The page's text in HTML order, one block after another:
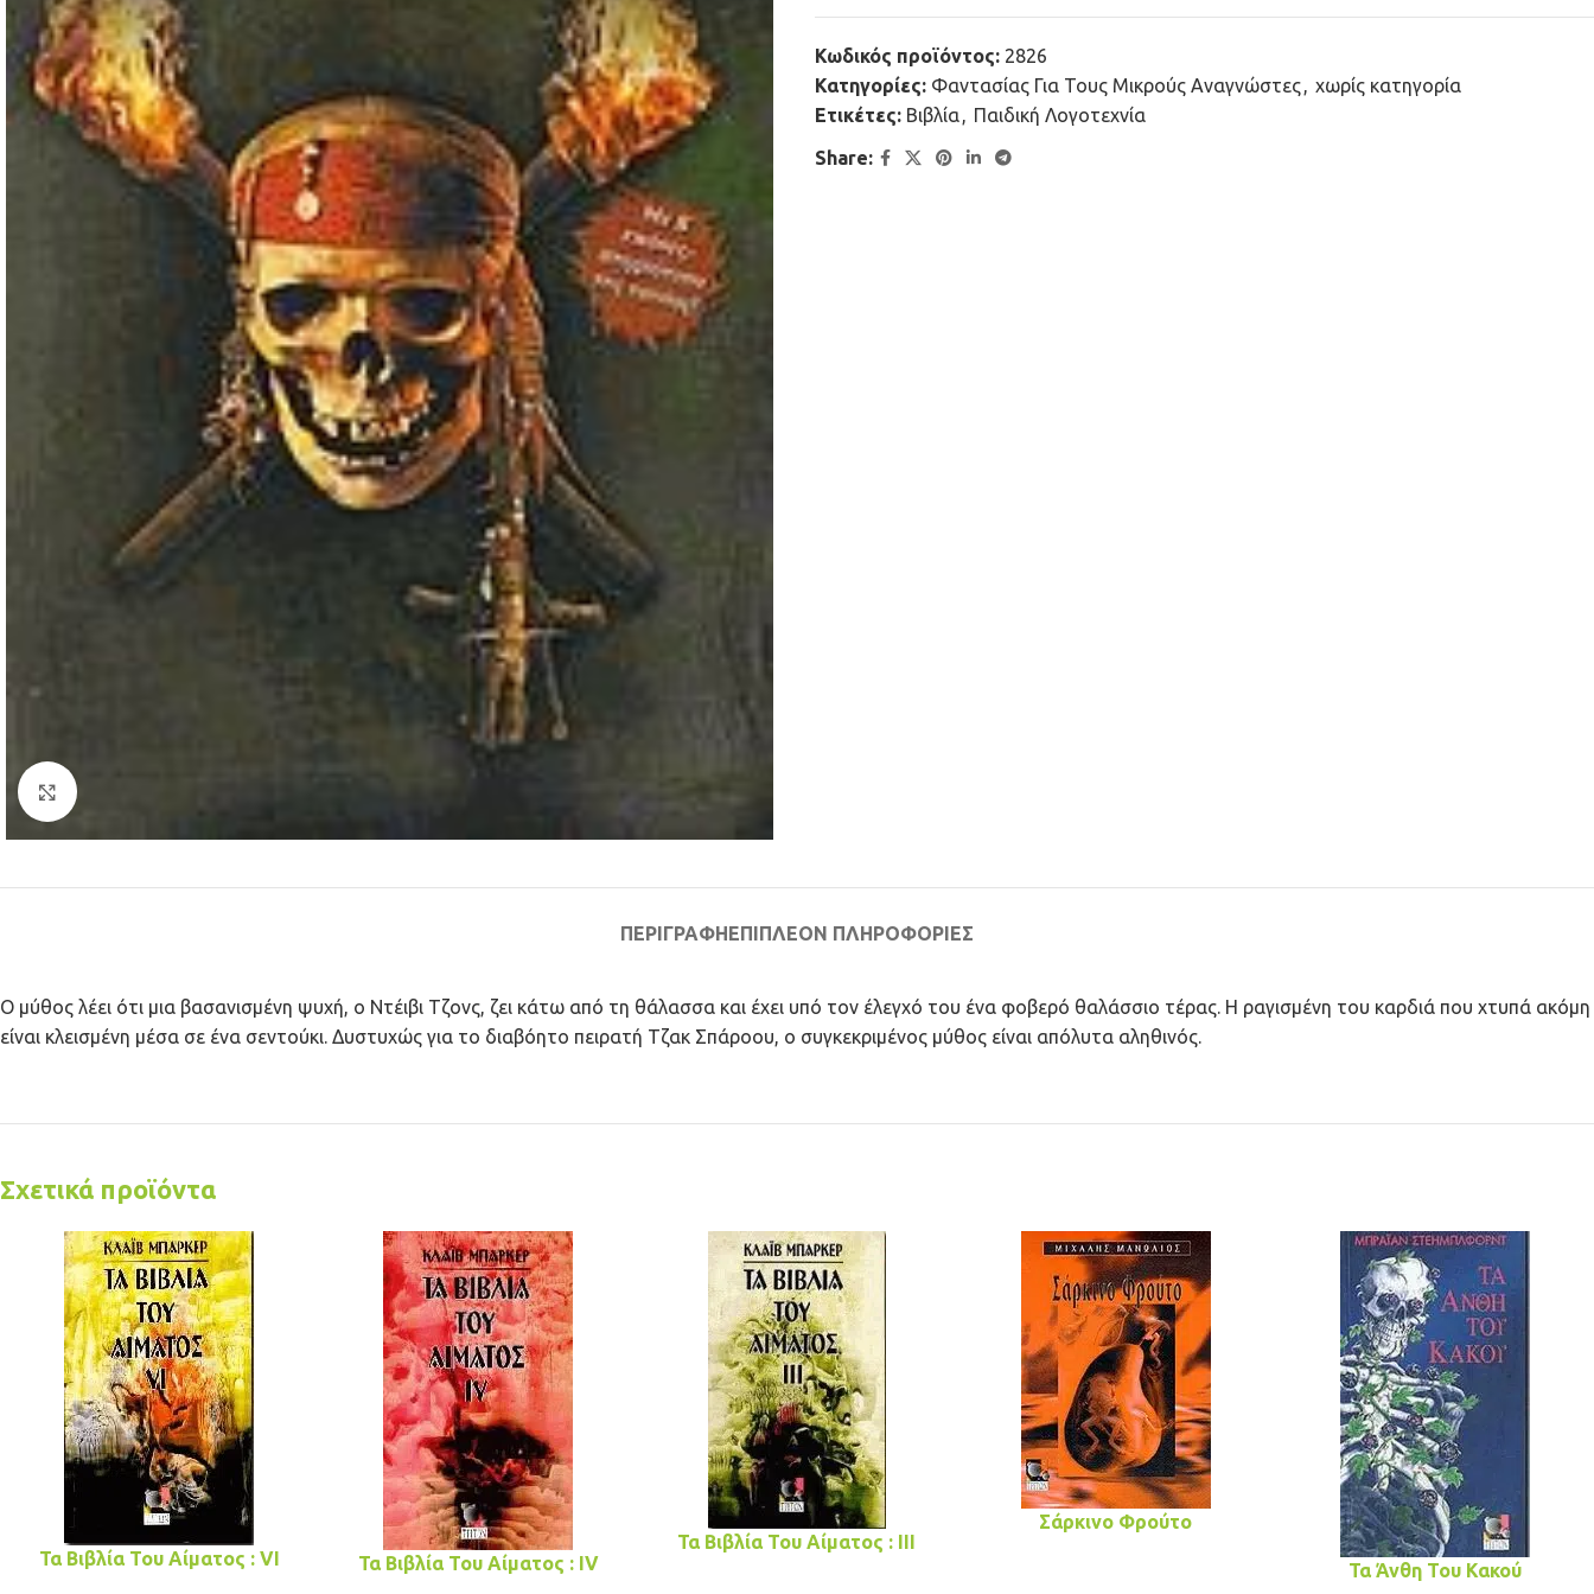
Κωδικός προϊόντος: 2826
Κατηγορίες: Φαντασίας Για Τους Μικρούς Αναγνώστες, χωρίς κατηγορία
Ετικέτες: Βιβλία, Παιδική Λογοτεχνία
Share:
ΠΕΡΙΓΡΑΦΉΕΠΙΠΛΈΟΝ ΠΛΗΡΟΦΟΡΊΕΣ
Ο μύθος λέει ότι μια βασανισμένη ψυχή, ο Ντέιβι Τζονς, ζει κάτω από τη θάλασσα και έχει υπό τον έλεγχό του ένα φοβερό θαλάσσιο τέρας. Η ραγισμένη του καρδιά που χτυπά ακόμη
είναι κλεισμένη μέσα σε ένα σεντούκι. Δυστυχώς για το διαβόητο πειρατή Τζακ Σπάροου, ο συγκεκριμένος μύθος είναι απόλυτα αληθινός.
Σχετικά προϊόντα
Τα Βιβλία Του Αίματος : VI Τα Βιβλία Του Αίματος : IV
Τα Βιβλία Του Αίματος : III
Σάρκινο Φρούτο
Τα Άνθη Του Κακού